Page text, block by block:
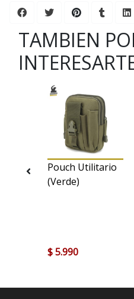
TAMBIEN
Pouch Utilitario
(Verde)
$ 5.990